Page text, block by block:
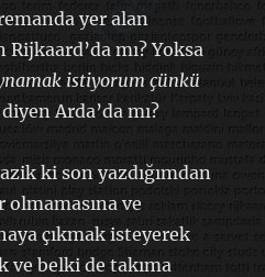
yer alan
Rijkaard’da mı? Yoksa
istiyorum çünkü
diyen Arda’da mı?
ki son yazdığımdan
olmamasına ve
çıkmak isteyerek
ve belki de takıma